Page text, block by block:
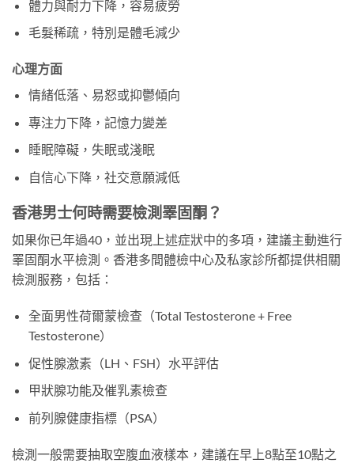
體力與耐力下降，容易疲勞
毛髮稀疏，特別是體毛減少
心理方面
情緒低落、易怒或抑鬱傾向
專注力下降，記憶力變差
睡眠障礙，失眠或淺眠
自信心下降，社交意願減低
香港男士何時需要檢測睪固酮？
如果你已年過40，並出現上述症狀中的多項，建議主動進行
睪固酮水平檢測。香港多間體檢中心及私家診所都提供相關
檢測服務，包括：
全面男性荷爾蒙檢查（Total Testosterone + Free
Testosterone）
促性腺激素（LH、FSH）水平評估
甲狀腺功能及催乳素檢查
前列腺健康指標（PSA）
檢測一般需要抽取空腹血液樣本，建議在早上8點至10點之